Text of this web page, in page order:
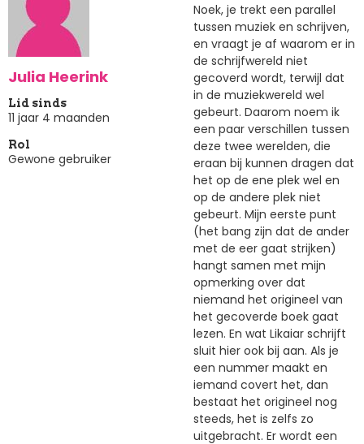
Julia Heerink
Lid sinds
11 jaar 4 maanden
Rol
Gewone gebruiker
Noek, je trekt een parallel
tussen muziek en schrijven,
en vraagt je af waarom er in
de schrijfwereld niet
gecoverd wordt, terwijl dat
in de muziekwereld wel
gebeurt. Daarom noem ik
een paar verschillen tussen
deze twee werelden, die
eraan bij kunnen dragen dat
het op de ene plek wel en
op de andere plek niet
gebeurt. Mijn eerste punt
(het bang zijn dat de ander
met de eer gaat strijken)
hangt samen met mijn
opmerking over dat
niemand het origineel van
het gecoverde boek gaat
lezen. En wat Likaiar schrijft
sluit hier ook bij aan. Als je
een nummer maakt en
iemand covert het, dan
bestaat het origineel nog
steeds, het is zelfs zo
uitgebracht. Er wordt een